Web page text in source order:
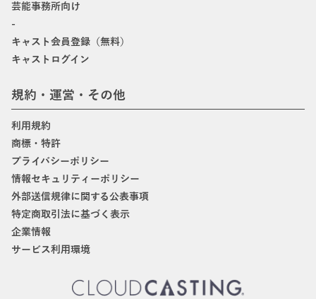
芸能事務所向け
-
キャスト会員登録（無料）
キャストログイン
規約・運営・その他
利用規約
商標・特許
プライバシーポリシー
情報セキュリティーポリシー
外部送信規律に関する公表事項
特定商取引法に基づく表示
企業情報
サービス利用環境